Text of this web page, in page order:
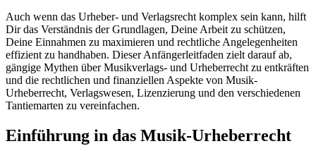
Auch wenn das Urheber- und Verlagsrecht komplex sein kann, hilft
Dir das Verständnis der Grundlagen, Deine Arbeit zu schützen,
Deine Einnahmen zu maximieren und rechtliche Angelegenheiten
effizient zu handhaben. Dieser Anfängerleitfaden zielt darauf ab,
gängige Mythen über Musikverlags- und Urheberrecht zu entkräften
und die rechtlichen und finanziellen Aspekte von Musik-
Urheberrecht, Verlagswesen, Lizenzierung und den verschiedenen
Tantiemarten zu vereinfachen.
Einführung in das Musik-Urheberrecht